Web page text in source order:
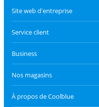
Site web d'entreprise
Service client
Business
Nos magasins
À propos de Coolblue